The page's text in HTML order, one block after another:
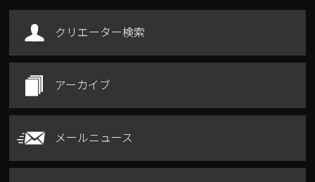
クリエーター検索
アーカイブ
メールニュース